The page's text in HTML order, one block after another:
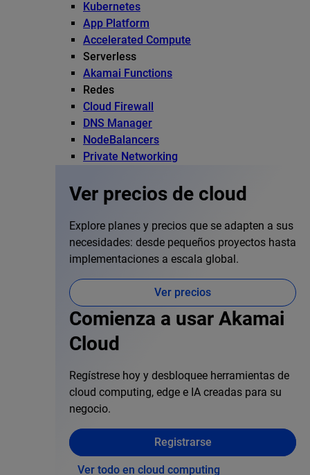
Kubernetes
App Platform
Accelerated Compute
Serverless
Akamai Functions
Redes
Cloud Firewall
DNS Manager
NodeBalancers
Private Networking
Ver precios de cloud
Explore planes y precios que se adapten a sus
necesidades: desde pequeños proyectos hasta
implementaciones a escala global.
Ver precios
Comienza a usar Akamai
Cloud
Regístrese hoy y desbloquee herramientas de
cloud computing, edge e IA creadas para su
negocio.
Registrarse
Ver todo en cloud computing